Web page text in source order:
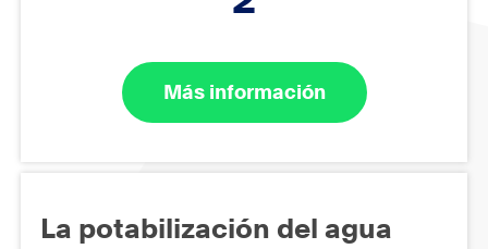
Más información
La potabilización del agua